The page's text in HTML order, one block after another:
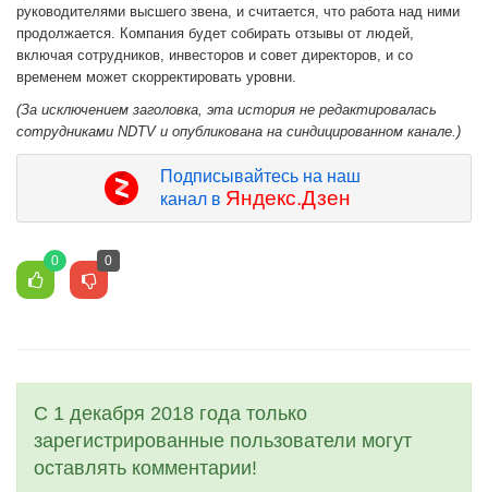
руководителями высшего звена, и считается, что работа над ними
продолжается. Компания будет собирать отзывы от людей,
включая сотрудников, инвесторов и совет директоров, и со
временем может скорректировать уровни.
(За исключением заголовка, эта история не редактировалась
сотрудниками NDTV и опубликована на синдицированном канале.)
Подписывайтесь на наш
канал в Яндекс.Дзен
0 0
С 1 декабря 2018 года только
зарегистрированные пользователи могут
оставлять комментарии!